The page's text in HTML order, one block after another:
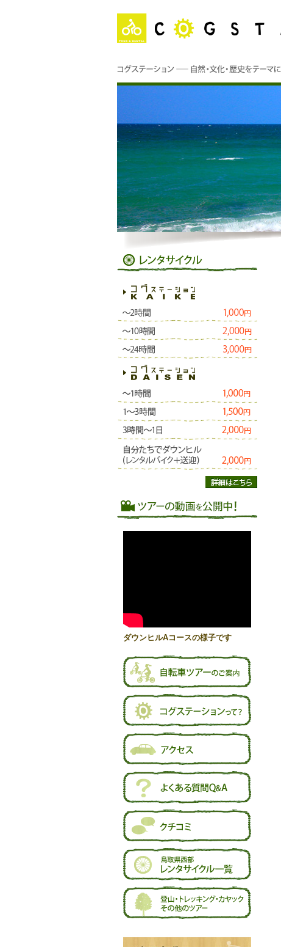
ダウンヒルAコースの様子です